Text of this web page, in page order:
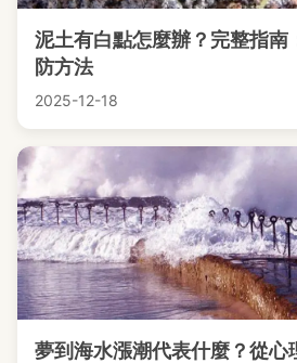
泥土有白點怎麼辦？完整指南
防方法
2025-12-18
夢到海水漲潮代表什麼？從心